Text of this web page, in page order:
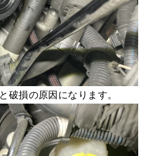
破損の原因になります。